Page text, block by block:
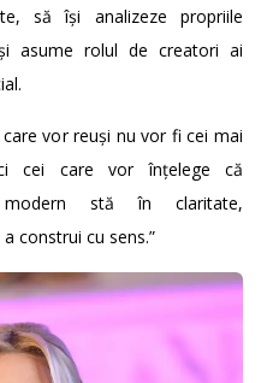
să își analizeze propriile
asume rolul de creatori ai
vor reuși nu vor fi cei mai
cei care vor înțelege că
modern stă în claritate,
construi cu sens.”